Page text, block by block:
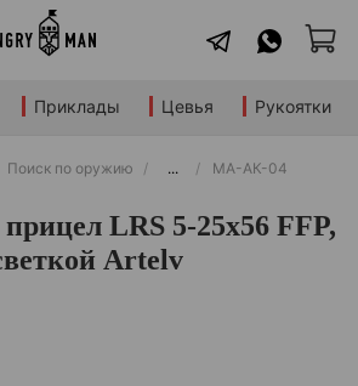
Приклады Цевья Рукоятки
Поиск по оружию ... МА-АК-04
LRS 5-25x56 FFP,
Artelv